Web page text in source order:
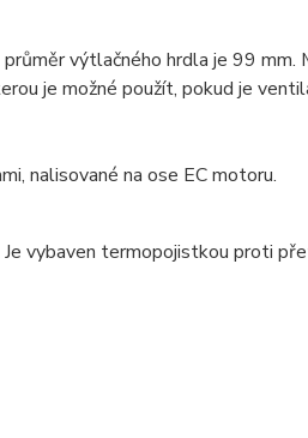
výtlačného hrdla je 99 mm.
je možné použít, pokud je
nalisované na ose EC motoru.
vybaven termopojistkou proti